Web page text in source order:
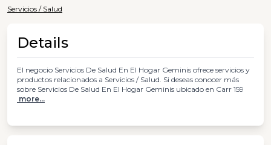
Servicios / Salud
Details
El negocio Servicios De Salud En El Hogar Geminis ofrece servicios y
productos relacionados a Servicios / Salud. Si deseas conocer más
sobre Servicios De Salud En El Hogar Geminis ubicado en Carr 159
more...